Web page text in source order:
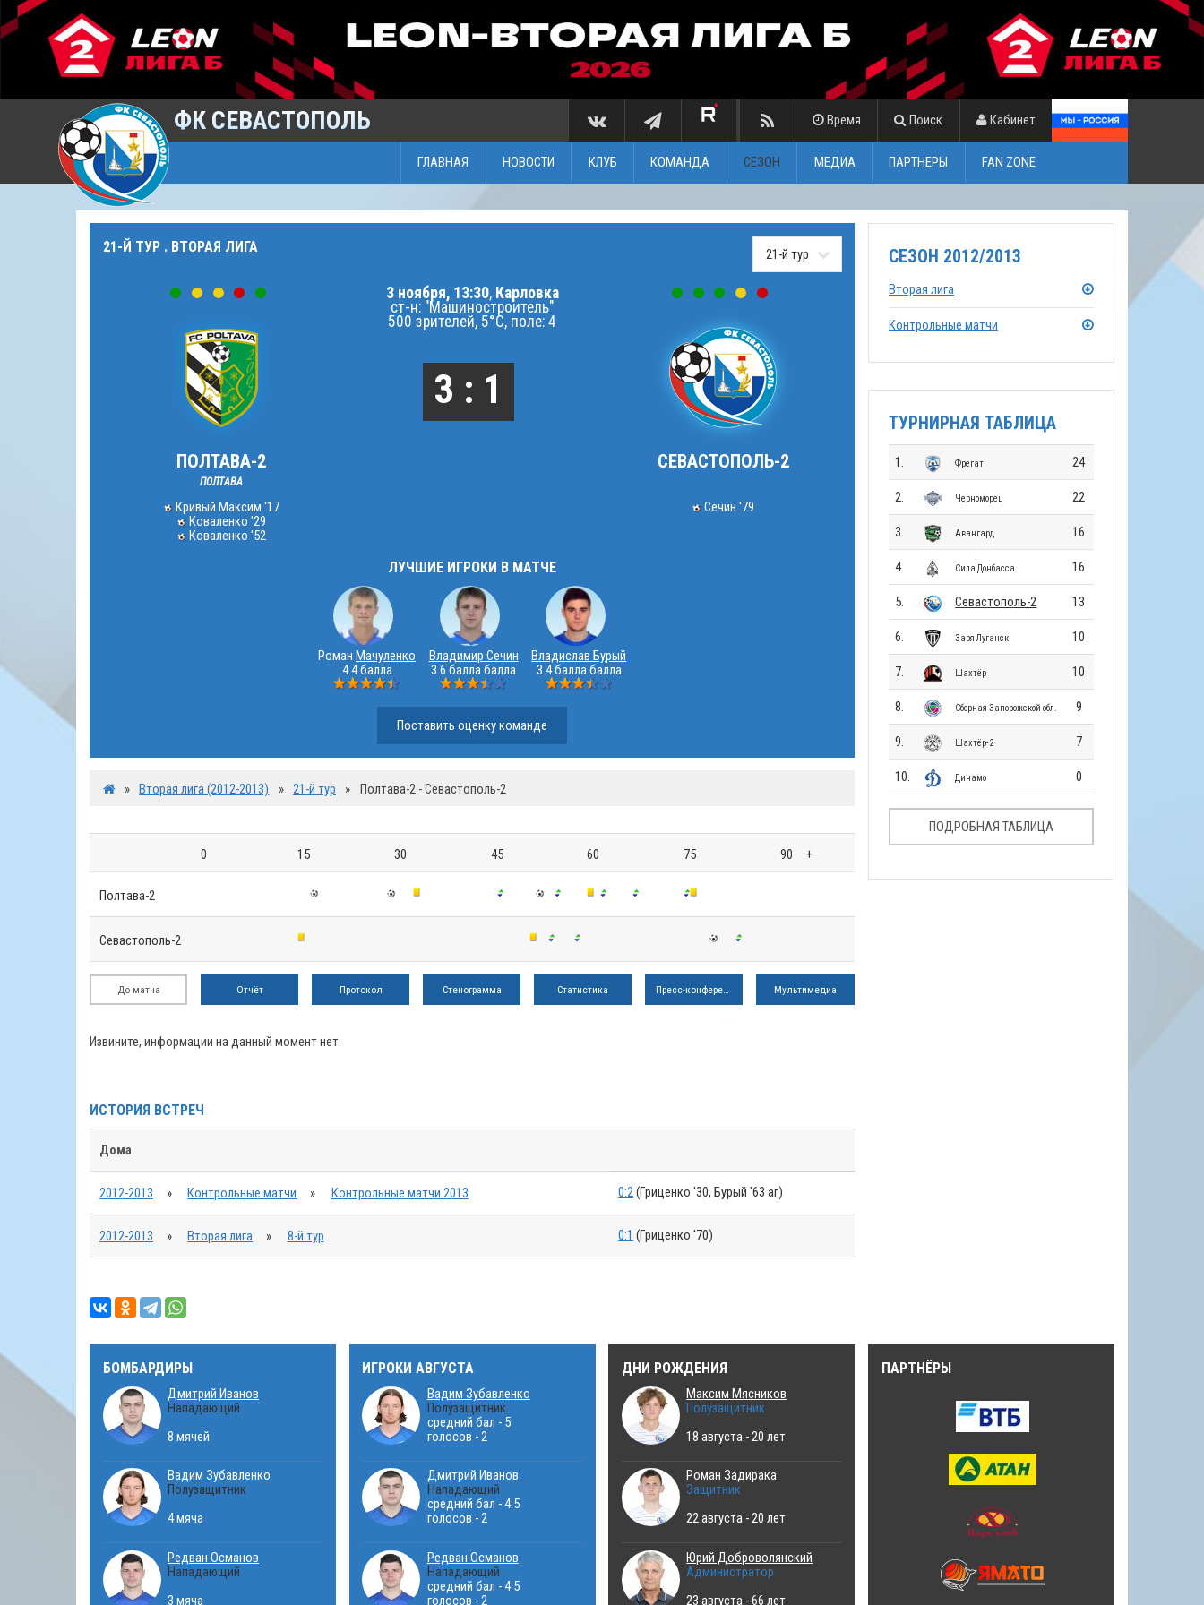
ФК СЕВАСТОПОЛЬ Время Поиск Кабинет
ГЛАВНАЯ НОВОСТИ КЛУБ КОМАНДА СЕЗОН МЕДИА ПАРТНЕРЫ FAN ZONE
21-Й ТУР . ВТОРАЯ ЛИГА
ПОЛТАВА-2
ПОЛТАВА
Кривый Максим '17
Коваленко '29
Коваленко '52
3 ноября, 13:30, Карловка
ст-н: "Машиностроитель"
500 зрителей, 5°C, поле: 4
3 : 1
СЕВАСТОПОЛЬ-2
Сечин '79
ЛУЧШИЕ ИГРОКИ В МАТЧЕ
Роман Мачуленко
4.4 балла
Владимир Сечин
3.6 балла балла
Владислав Бурый
3.4 балла балла
Поставить оценку команде
» Вторая лига (2012-2013) » 21-й тур » Полтава-2 - Севастополь-2
0 15 30 45 60 75 90 +
Полтава-2
Севастополь-2
До матча Отчёт Протокол Стенограмма Статистика Пресс-конференция Мультимедиа
Извините, информации на данный момент нет.
ИСТОРИЯ ВСТРЕЧ
Дома
2012-2013 » Контрольные матчи » Контрольные матчи 2013 0:2(Гриценко '30, Бурый '63 аг)
2012-2013 » Вторая лига » 8-й тур 0:1 (Гриценко '70)
СЕЗОН 2012/2013
Вторая лига
Контрольные матчи
ТУРНИРНАЯ ТАБЛИЦА
1. Фрегат 24
2. Черноморец 22
3. Авангард 16
4. Сила Донбасса 16
5. Севастополь-2 13
6. Заря Луганск 10
7. Шахтёр 10
8. Сборная Запорожской обл. 9
9. Шахтёр-2 7
10. Динамо 0
ПОДРОБНАЯ ТАБЛИЦА
БОМБАРДИРЫ
Дмитрий Иванов
Нападающий
8 мячей
Вадим Зубавленко
Полузащитник
4 мяча
Редван Османов
Нападающий
3 мяча
ИГРОКИ АВГУСТА
Вадим Зубавленко
Полузащитник
средний бал - 5
голосов - 2
Дмитрий Иванов
Нападающий
средний бал - 4.5
голосов - 2
Редван Османов
Нападающий
средний бал - 4.5
голосов - 2
ДНИ РОЖДЕНИЯ
Максим Мясников
Полузащитник
18 августа - 20 лет
Роман Задирака
Защитник
22 августа - 20 лет
Юрий Доброволянский
Администратор
23 августа - 66 лет
ПАРТНЁРЫ